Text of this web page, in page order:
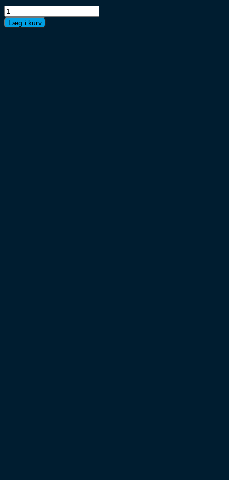
Østerberg
Øko
Fruit
Læg i kurv